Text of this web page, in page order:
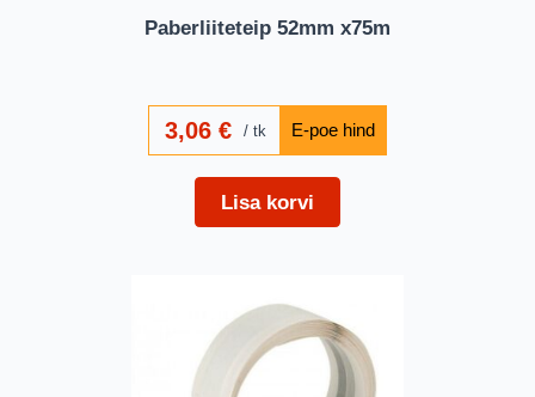
Paberliiteteip 52mm x75m
3,06€ tk
Lisa korvi